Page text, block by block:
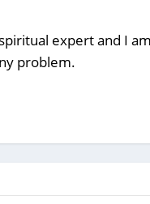
expert and I
problem.